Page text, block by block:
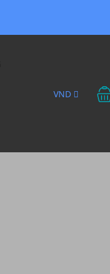
VND